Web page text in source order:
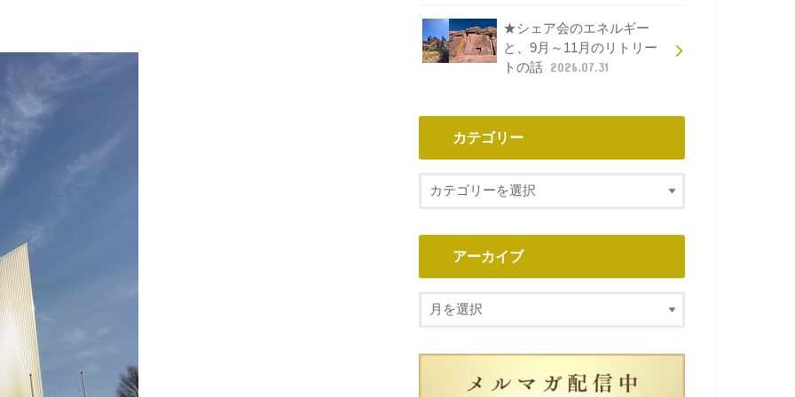
★シェア会のエネルギー
と、9月～11月のリトリー
トの話 2026.07.31
カテゴリー
アーカイブ